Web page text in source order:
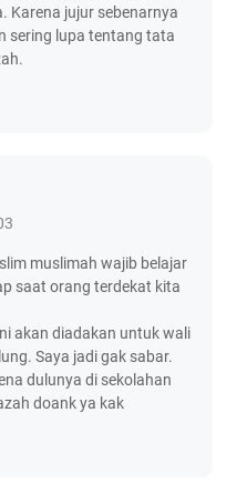
Karena jujur sebenarnya
sering lupa tentang tata
muslimah wajib belajar
saat orang terdekat kita
akan diadakan untuk wali
Saya jadi gak sabar.
dulunya di sekolahan
doank ya kak